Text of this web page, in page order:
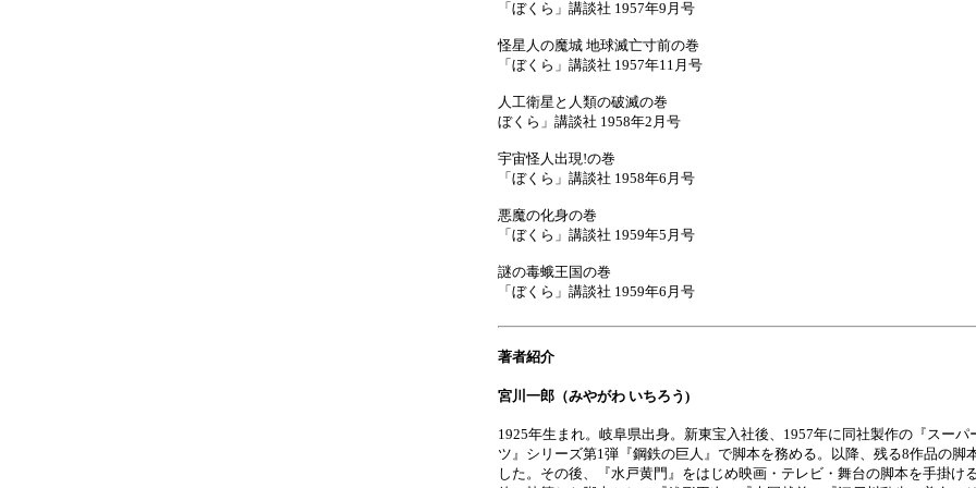
「ぼくら」講談社 1957年9月号
怪星人の魔城 地球滅亡寸前の巻
「ぼくら」講談社 1957年11月号
人工衛星と人類の破滅の巻
ぼくら」講談社 1958年2月号
宇宙怪人出現!の巻
「ぼくら」講談社 1958年6月号
悪魔の化身の巻
「ぼくら」講談社 1959年5月号
謎の毒蛾王国の巻
「ぼくら」講談社 1959年6月号
著者紹介
宮川一郎（みやがわ いちろう)
1925年生まれ。岐阜県出身。新東宝入社後、1957年に同社製作の『スーパ
ツ』シリーズ第1弾『鋼鉄の巨人』で脚本を務める。以降、残る8作品の脚
した。その後、『水戸黄門』をはじめ映画・テレビ・舞台の脚本を手掛け